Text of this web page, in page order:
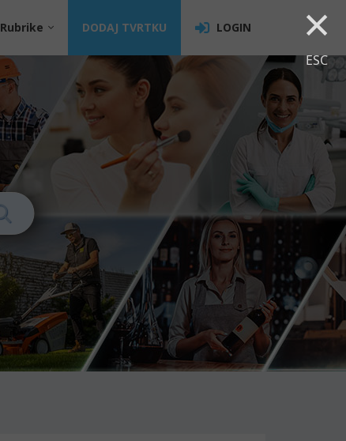
×
ESC
Rubrike DODAJ TVRTKU LOGIN